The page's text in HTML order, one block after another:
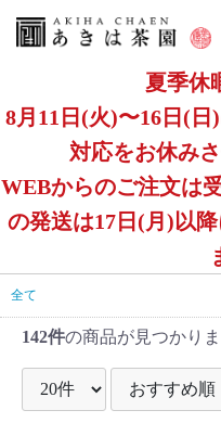
夏季休
8月11日(火)〜16日(
対応をお休み
WEBからのご注文は
の発送は17日(月)以
全て
142件の商品が見つかり